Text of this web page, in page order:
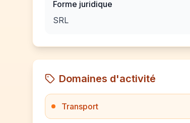
Forme juridique
SRL
Domaines d'activité
Transport